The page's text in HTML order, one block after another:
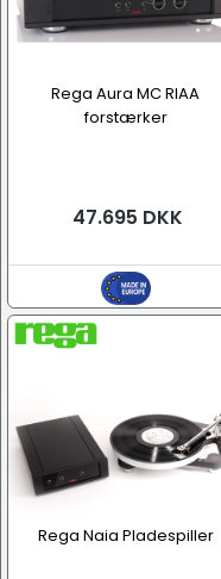
Rega Aura MC RIAA
forstærker
47.695 DKK
Rega Naia Pladespiller